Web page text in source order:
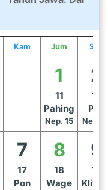
Kam Jum Sab
1
11
Pahing
Nep. 15
2
12
Pon
Nep.
7
17
Pon
8
18
Wage
9
19